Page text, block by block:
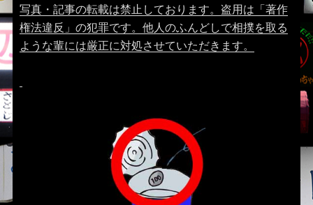
写真・記事の転載は禁止しております。盗用は「著作
権法違反」の犯罪です。他人のふんどしで相撲を取る
ような輩には厳正に対処させていただきます。